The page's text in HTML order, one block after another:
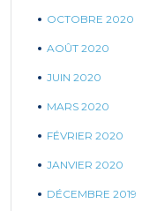
OCTOBRE 2020
AOÛT 2020
JUIN 2020
MARS 2020
FÉVRIER 2020
JANVIER 2020
DÉCEMBRE 2019